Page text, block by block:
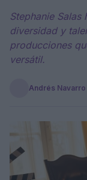
Stephanie
diversidad y
producciones
versátil.
Andrés Navarro